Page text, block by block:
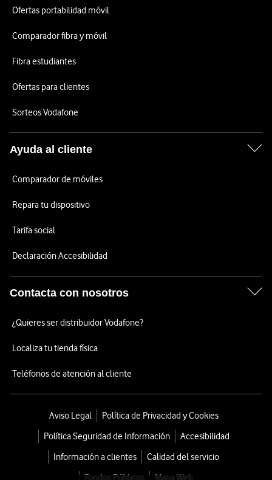
Ofertas portabilidad móvil
Comparador fibra y móvil
Fibra estudiantes
Ofertas para clientes
Sorteos Vodafone
Ayuda al cliente
Comparador de móviles
Repara tu dispositivo
Tarifa social
Declaración Accesibilidad
Contacta con nosotros
¿Quieres ser distribuidor Vodafone?
Localiza tu tienda física
Teléfonos de atención al cliente
Aviso Legal
Política de Privacidad y Cookies
Política Seguridad de Información
Accesibilidad
Información a clientes
Calidad del servicio
Fondos Públicos
Mapa Web